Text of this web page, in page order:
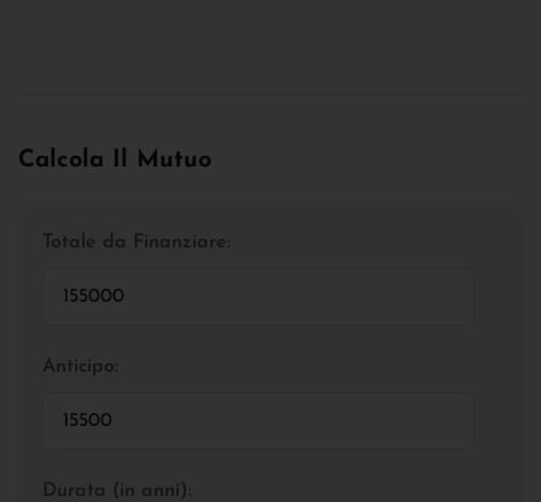
Calcola Il Mutuo
Totale da Finanziare:
Anticipo:
Durata (in anni):